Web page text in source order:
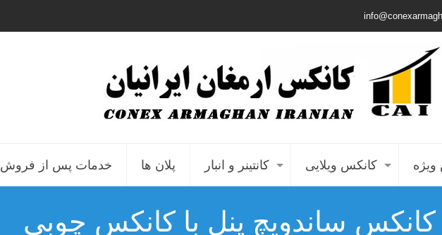
کانکس ویلایی کانتینر و انبار پلان ها خدمات پس از فروش
کانکس ساندویچ پنل با کانکس چوبی